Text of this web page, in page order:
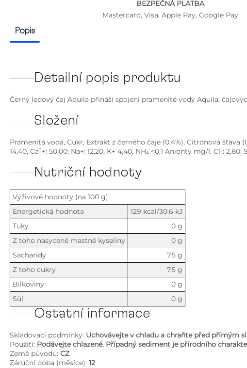
BEZPEČNÁ PLATBA
Mastercard, Visa, Apple Pay, Google Pay
Popis
Detailní popis produktu
Černý ledový čaj Aquila přináší spojení pramenité vody Aquila,
Složení
Pramenitá voda, Cukr, Extrakt z černého čaje (0,4%), Citronová
14,40, Ca²+: 50,00; Na+: 12,20, K+ 4,40, NH₄ <0,1 Anionty mg/l: Cl-:
Nutriční hodnoty
Výživové hodnoty (na 100 g)
Energetická hodnota
129 kcal/30.6 kJ
Tuky
0 g
Z toho nasycené mastné kyseliny
0 g
Sacharidy
7.5 g
Z toho cukry
7.5 g
Bílkoviny
0 g
Sůl
0 g
Ostatní informace
Skladovací podmínky: Uchovávejte v chladu a chraňte před přímým
Použití: Podávejte chlazené. Případný sediment je přírodního
Země původu: CZ
Záruční doba (měsíce): 12